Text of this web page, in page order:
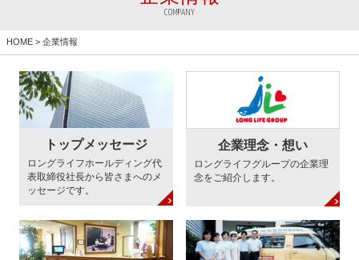
COMPANY
HOME > 企業情報
トップメッセージ
ロングライフホールディング代
表取締役社長から皆さまへのメ
ッセージです。
企業理念・想い
ロングライフグループの企業理
念をご紹介します。